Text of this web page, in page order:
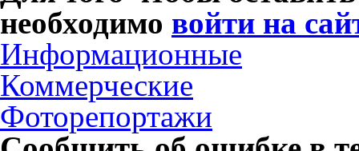
необходимо войти на
Информационные
Коммерческие
Фоторепортажи